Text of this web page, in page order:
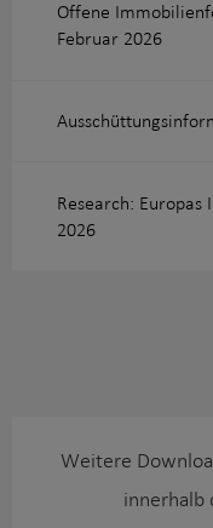
Offene
Februar 2026
Research:
2026
Weitere
innerhalb